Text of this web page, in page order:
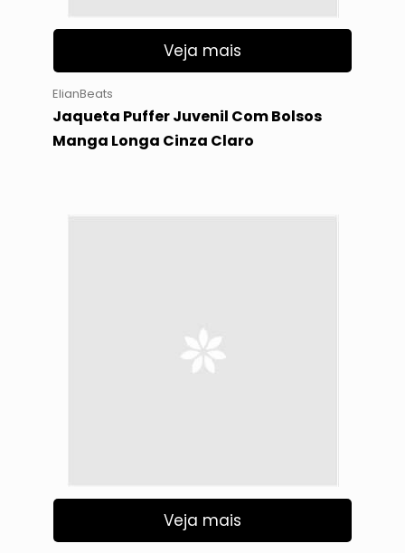
Veja mais
ElianBeats
Jaqueta Puffer Juvenil Com Bolsos
Manga Longa Cinza Claro
Veja mais